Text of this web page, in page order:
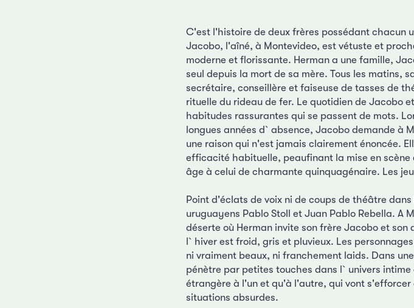
C'est l'histoire de deux frères possédant chacun
Jacobo, l'aîné, à Montevideo, est vétuste et
moderne et florissante. Herman a une famille,
seul depuis la mort de sa mère. Tous les matins,
secrétaire, conseillère et faiseuse de tasses de
rituelle du rideau de fer. Le quotidien de Jacobo
habitudes rassurantes qui se passent de mots.
longues années d`absence, Jacobo demande à
une raison qui n'est jamais clairement énoncée.
efficacité habituelle, peaufinant la mise en
âge à celui de charmante quinquagénaire. Les
Point d'éclats de voix ni de coups de théâtre
uruguayens Pablo Stoll et Juan Pablo Rebella. A
déserte où Herman invite son frère Jacobo et
l`hiver est froid, gris et pluvieux. Les
ni vraiment beaux, ni franchement laids. Dans
pénètre par petites touches dans l`univers
étrangère à l'un et qu'à l'autre, qui vont
situations absurdes.